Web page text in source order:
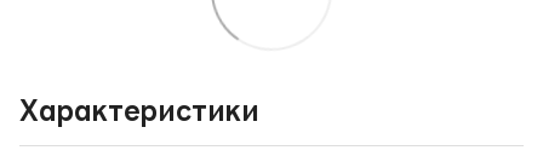
Характеристики